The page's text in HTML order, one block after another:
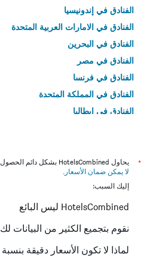
الفنادق في إندونيسيا
الفنادق في الامارات العربية المتحدة
الفنادق في البحرين
الفنادق في مصر
الفنادق في فرنسا
الفنادق في المملكة المتحدة
الفنادق في إيطاليا
*
يحاول HotelsCombined بشكل دائم الحصول على الأسعار الدقيقة، ولكن
لا يمكن ضمان الأسعار .
إليك السبب:
HotelsCombined ليس البائع
نقوم بتجميع الكثير من البيانات لك
لماذا لا تكون الأسعار دقيقة بنسبة 100٪؟